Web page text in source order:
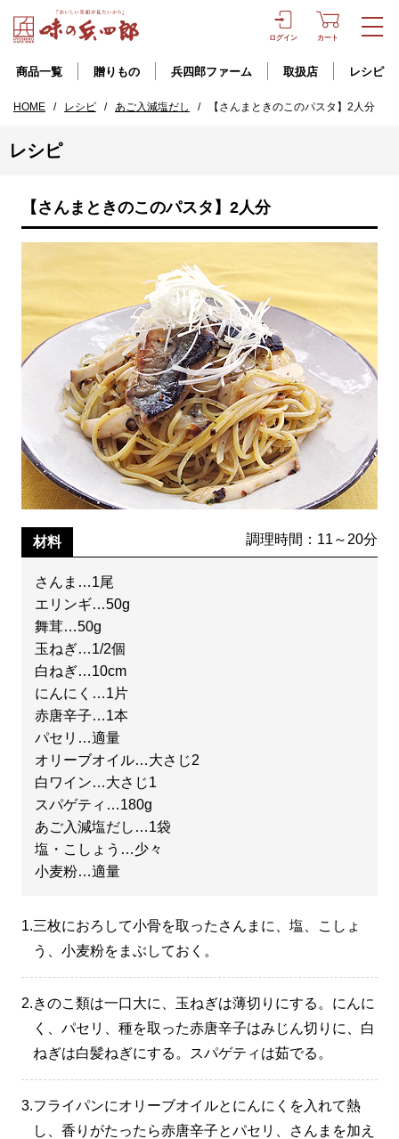
ログイン カート
商品一覧 贈りもの 兵四郎ファーム 取扱店 レシピ
HOME / レシピ / あご入減塩だし / 【さんまときのこのパスタ】2人分
レシピ
【さんまときのこのパスタ】2人分
材料 調理時間：11～20分
さんま…1尾
エリンギ…50g
舞茸…50g
玉ねぎ…1/2個
白ねぎ…10cm
にんにく…1片
赤唐辛子…1本
パセリ…適量
オリーブオイル…大さじ2
白ワイン…大さじ1
スパゲティ…180g
あご入減塩だし…1袋
塩・こしょう…少々
小麦粉…適量
1.三枚におろして小骨を取ったさんまに、塩、こしょ
う、小麦粉をまぶしておく。
2.きのこ類は一口大に、玉ねぎは薄切りにする。にんに
く、パセリ、種を取った赤唐辛子はみじん切りに、白
ねぎは白髪ねぎにする。スパゲティは茹でる。
3.フライパンにオリーブオイルとにんにくを入れて熱
し、香りがたったら赤唐辛子とパセリ、さんまを加え